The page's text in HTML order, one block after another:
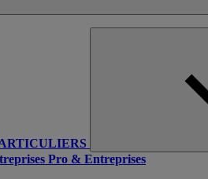
Pro & Entreprises